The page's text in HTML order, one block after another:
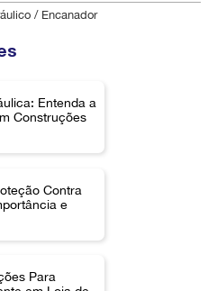
/ Encanador
Entenda a
Construções
Contra
e
Para